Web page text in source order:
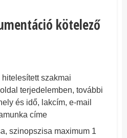
kötelező
szakmai
terjedelemben, további
és idő, lakcím, e-mail
címe
szinopszisa maximum 1